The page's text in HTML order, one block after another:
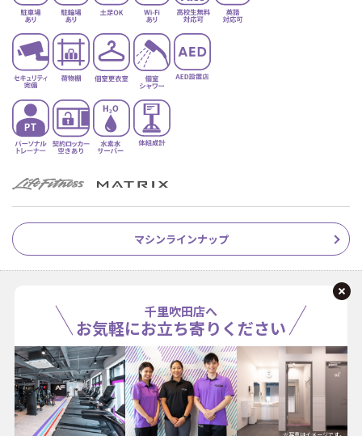
マシンラインナップ
千里吹田店へ
お気軽にお立ち寄りください